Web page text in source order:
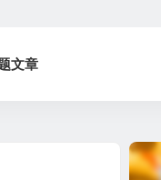
文章